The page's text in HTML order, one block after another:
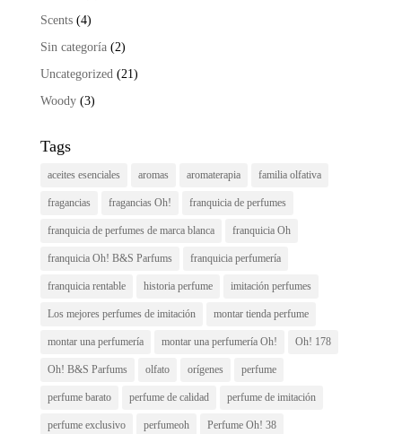
Scents(4)
Sin categoría(2)
Uncategorized (21)
Woody(3)
Tags
aceites esenciales aromas aromaterapia familia olfativa
fragancias fragancias Oh! franquicia de perfumes
franquicia de perfumes de marca blanca franquicia Oh
franquicia Oh! B&S Parfums franquicia perfumería
franquicia rentable historia perfume imitación perfumes
Los mejores perfumes de imitación montar tienda perfume
montar una perfumería montar una perfumería Oh! Oh! 178
Oh! B&S Parfums olfato orígenes perfume
perfume barato perfume de calidad perfume de imitación
perfume exclusivo perfumeoh Perfume Oh! 38